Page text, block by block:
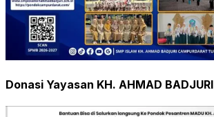
Donasi Yayasan KH. AHMAD BADJURI